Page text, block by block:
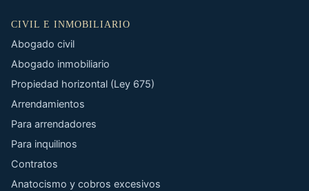
CIVIL E INMOBILIARIO
Abogado civil
Abogado inmobiliario
Propiedad horizontal (Ley 675)
Arrendamientos
Para arrendadores
Para inquilinos
Contratos
Anatocismo y cobros excesivos